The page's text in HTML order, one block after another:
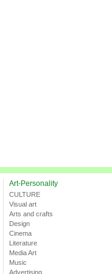
Art-Personality
CULTURE
Visual art
Arts and crafts
Design
Cinema
Literature
Media Art
Music
Advertising